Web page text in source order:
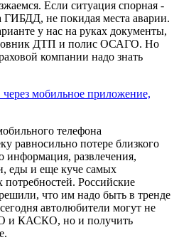
Если ситуация спорная -
ГИБДД, не покидая места аварии.
у нас на руках документы,
ДТП и полис ОСАГО. Но
компании надо знать
мобильное приложение,
телефона
равносильно потере близкого
информация, развлечения,
еды и еще куче самых
Российские
что им надо быть в тренде
автолюбители могут не
и КАСКО, но и получить